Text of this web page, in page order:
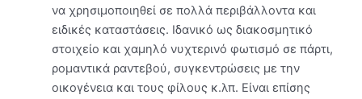
να χρησιμοποιηθεί σε πολλά περιβάλλοντα και
ειδικές καταστάσεις. Ιδανικό ως διακοσμητικό
στοιχείο και χαμηλό νυχτερινό φωτισμό σε πάρτι,
ρομαντικά ραντεβού, συγκεντρώσεις με την
οικογένεια και τους φίλους κ.λπ. Είναι επίσης